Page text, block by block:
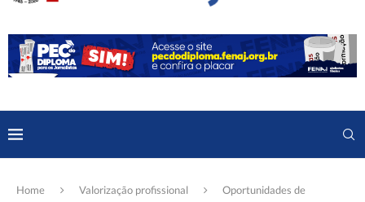
Home Valorização profissional Oportunidades de